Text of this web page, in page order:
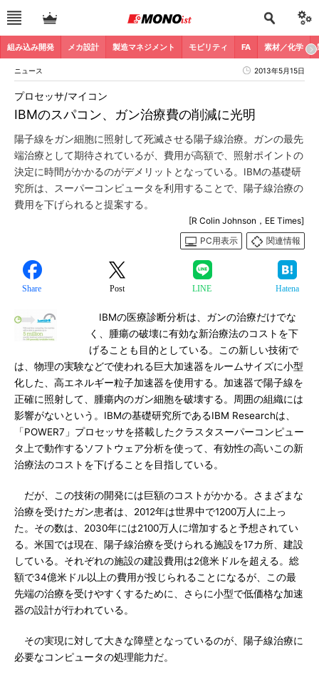
組み込み開発 メカ設計 製造マネジメント モビリティ FA 素材／化学
ニュース 2013年5月15日
IBMのスパコン、ガン治療費の削減に光明
プロセッサ/マイコン
陽子線をガン細胞に照射して死滅させる陽子線治療。ガンの最先
端治療として期待されているが、費用が高額で、照射ポイントの
決定に時間がかかるのがデメリットとなっている。IBMの基礎研
究所は、スーパーコンピュータを利用することで、陽子線治療の
費用を下げられると提案する。
[R Colin Johnson，EE Times]
PC用表示
関連情報
Share Post LINE Hatena
IBMの医療診断分析は、ガンの治療だけでな
く、腫瘍の破壊に有効な新治療法のコストを下
げることも目的としている。この新しい技術で
は、物理の実験などで使われる巨大加速器をルームサイズに小型
化した、高エネルギー粒子加速器を使用する。加速器で陽子線を
正確に照射して、腫瘍内のガン細胞を破壊する。周囲の組織には
影響がないという。IBMの基礎研究所であるIBM Researchは、
「POWER7」プロセッサを搭載したクラスタスーパーコンピュー
タ上で動作するソフトウェア分析を使って、有効性の高いこの新
治療法のコストを下げることを目指している。
だが、この技術の開発には巨額のコストがかかる。さまざまな
治療を受けたガン患者は、2012年は世界中で1200万人に上っ
た。その数は、2030年には2100万人に増加すると予想されてい
る。米国では現在、陽子線治療を受けられる施設を17カ所、建設
している。それぞれの施設の建設費用は2億米ドルを超える。総
額で34億米ドル以上の費用が投じられることになるが、この最
先端の治療を受けやすくするために、さらに小型で低価格な加速
器の設計が行われている。
その実現に対して大きな障壁となっているのが、陽子線治療に
必要なコンピュータの処理能力だ。